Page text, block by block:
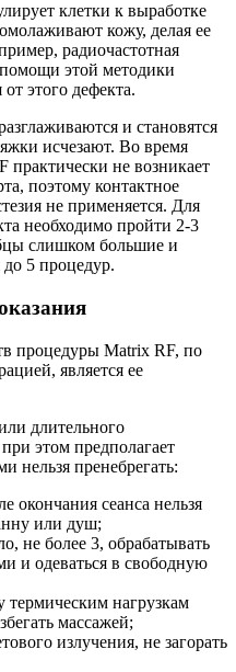
клетки к выработке
кожу, делая ее
радиочастотная
этой методики
этого дефекта.
и становятся
исчезают. Во время
практически не возникает
поэтому контактное
не применяется. Для
необходимо пройти 2-3
слишком большие и
до 5 процедур.
процедуры Matrix RF, по
является ее
длительного
этом предполагает
нельзя пренебрегать:
окончания сеанса нельзя
или душ;
не более 3, обрабатывать
и одеваться в свободную
термическим нагрузкам
массажей;
излучения, не загорать